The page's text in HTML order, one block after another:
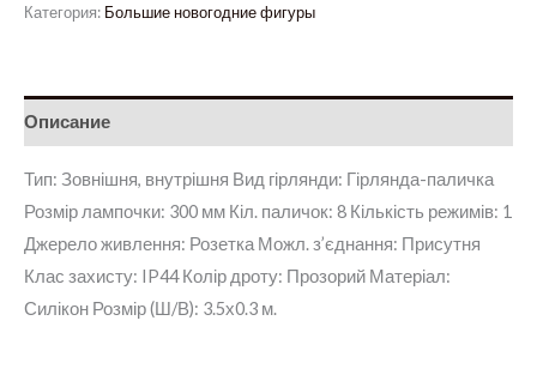
Категория: Большие новогодние фигуры
Описание
Тип: Зовнішня, внутрішня Вид гірлянди: Гірлянда-паличка
Розмір лампочки: 300 мм Кіл. паличок: 8 Кількість режимів: 1
Джерело живлення: Розетка Можл. з’єднання: Присутня
Клас захисту: IP44 Колір дроту: Прозорий Матеріал:
Силікон Розмір (Ш/В): 3.5х0.3 м.